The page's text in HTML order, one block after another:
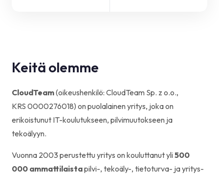
Keitä olemme
CloudTeam(oikeushenkilö: CloudTeam Sp. z o.o.,
KRS 0000276018) on puolalainen yritys, joka on
erikoistunut IT-koulutukseen, pilvimuutokseen ja
tekoälyyn.
Vuonna 2003 perustettu yritys on kouluttanut yli500
000 ammattilaistapilvi-, tekoäly-, tietoturva- ja yritys-